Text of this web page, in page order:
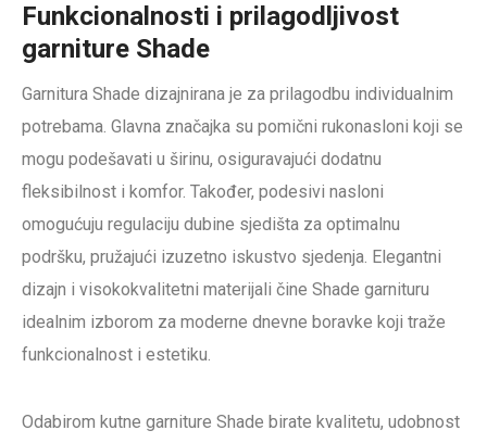
Funkcionalnosti i prilagodljivost
garniture Shade
Garnitura Shade dizajnirana je za prilagodbu individualnim
potrebama. Glavna značajka su pomični rukonasloni koji se
mogu podešavati u širinu, osiguravajući dodatnu
fleksibilnost i komfor. Također, podesivi nasloni
omogućuju regulaciju dubine sjedišta za optimalnu
podršku, pružajući izuzetno iskustvo sjedenja. Elegantni
dizajn i visokokvalitetni materijali čine Shade garnituru
idealnim izborom za moderne dnevne boravke koji traže
funkcionalnost i estetiku.
Odabirom kutne garniture Shade birate kvalitetu, udobnost